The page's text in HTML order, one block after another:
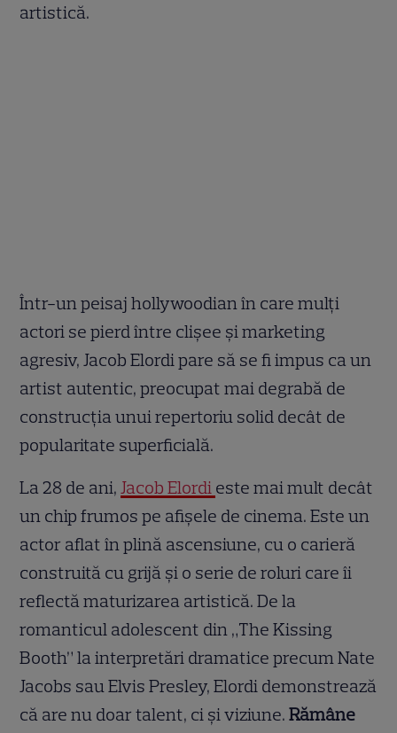
artistică.
Într-un peisaj hollywoodian în care mulți
actori se pierd între clișee și marketing
agresiv, Jacob Elordi pare să se fi impus ca un
artist autentic, preocupat mai degrabă de
construcția unui repertoriu solid decât de
popularitate superficială.
La 28 de ani, Jacob Elordi este mai mult decât
un chip frumos pe afișele de cinema. Este un
actor aflat în plină ascensiune, cu o carieră
construită cu grijă și o serie de roluri care îi
reflectă maturizarea artistică. De la
romanticul adolescent din „The Kissing
Booth” la interpretări dramatice precum Nate
Jacobs sau Elvis Presley, Elordi demonstrează
că are nu doar talent, ci și viziune. Rămâne